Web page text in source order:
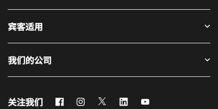
宾客适用
我们的公司
关注我们 FacebookInstagram
Twitter LinkedIn